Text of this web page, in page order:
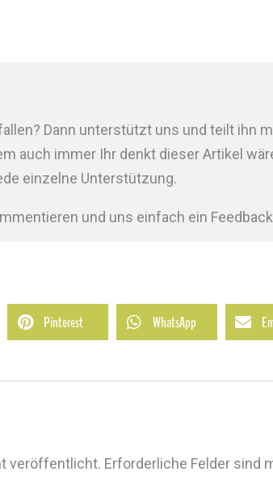
Dann unterstützt uns und teilt ihn
auch immer Ihr denkt dieser Artikel
einzelne Unterstützung.
und uns einfach ein
Pinterest WhatsApp
veröffentlicht. Erforderliche Felder sind